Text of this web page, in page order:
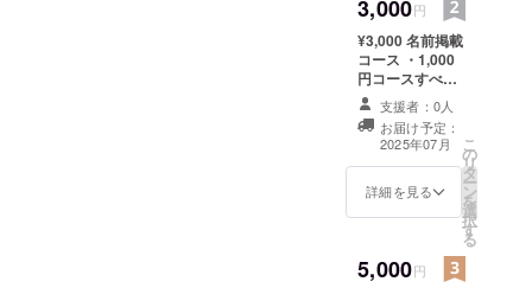
3,000円
¥3,000 名前掲載
コース ・1,000
円コースすべて
・アプリ内また
はSNS等にお名
前を掲載 ・掲載
期間：2025年8
月1日から同年
12月31日まで掲
載 ・掲載方法：
等に掲載 ・注意
支援者：0人
お届け予定：
2025年07月
詳細を見る
こ
の
リ
タ
ー
ン
を
選
択
す
る
5,000円